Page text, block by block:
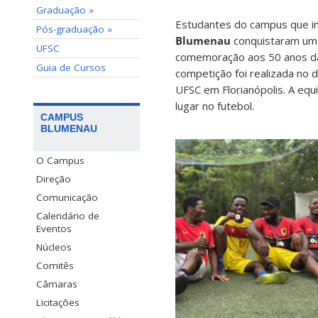
Graduação »
Pós-graduação »
UFSC
Guia de Cursos
CAMPUS
BLUMENAU
O Campus
Direção
Comunicação
Calendário de
Eventos
Núcleos
Comitês
Câmaras
Licitações
Estudantes do campus que
Blumenau conquistaram
comemoração aos 50 anos
competição foi realizada no
UFSC em Florianópolis. A
lugar no futebol.